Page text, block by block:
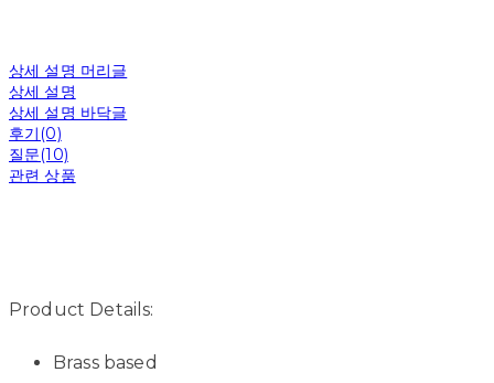
상세 설명 머리글
상세 설명
상세 설명 바닥글
후기(0)
질문(10)
관련 상품
Product Details:
Brass based